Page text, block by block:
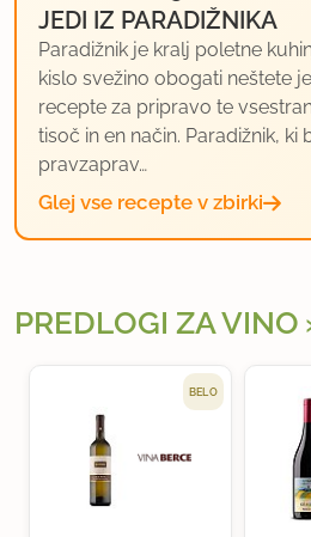
JEDI IZ PARADIŽNIKA
Paradižnik je kralj poletne
kislo svežino obogati neštete
recepte za pripravo te
tisoč in en način. Paradižnik, ki
pravzaprav…
Glej vse recepte v zbirki
PREDLOGI ZA VINO
BELO